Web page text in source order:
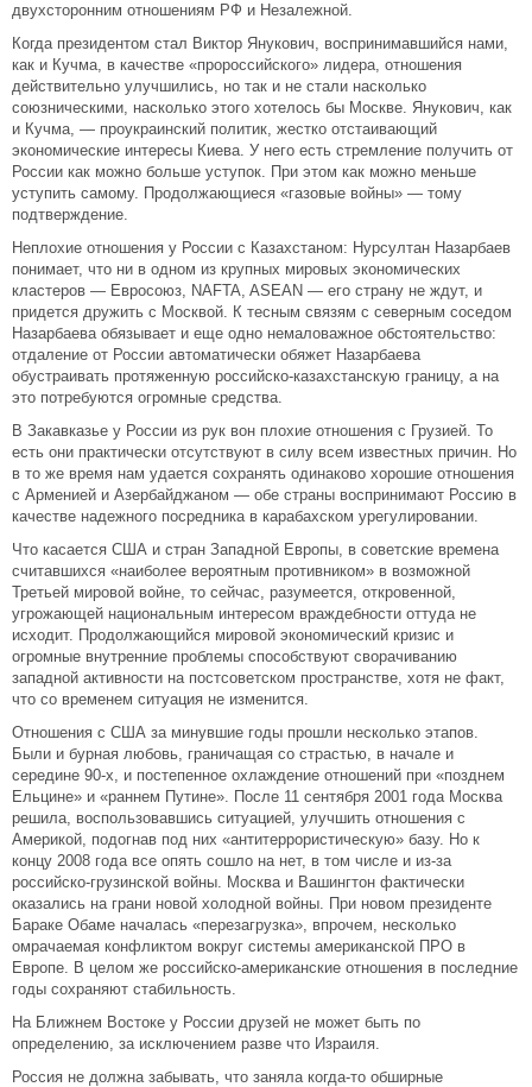
двухсторонним отношениям РФ и Незалежной.
Когда президентом стал Виктор Янукович, воспринимавшийся нами,
как и Кучма, в качестве «пророссийского» лидера, отношения
действительно улучшились, но так и не стали насколько
союзническими, насколько этого хотелось бы Москве. Янукович, как
и Кучма, — проукраинский политик, жестко отстаивающий
экономические интересы Киева. У него есть стремление получить от
России как можно больше уступок. При этом как можно меньше
уступить самому. Продолжающиеся «газовые войны» — тому
подтверждение.
Неплохие отношения у России с Казахстаном: Нурсултан Назарбаев
понимает, что ни в одном из крупных мировых экономических
кластеров — Евросоюз, NAFTA, ASEAN — его страну не ждут, и
придется дружить с Москвой. К тесным связям с северным соседом
Назарбаева обязывает и еще одно немаловажное обстоятельство:
отдаление от России автоматически обяжет Назарбаева
обустраивать протяженную российско-казахстанскую границу, а на
это потребуются огромные средства.
В Закавказье у России из рук вон плохие отношения с Грузией. То
есть они практически отсутствуют в силу всем известных причин. Но
в то же время нам удается сохранять одинаково хорошие отношения
с Арменией и Азербайджаном — обе страны воспринимают Россию в
качестве надежного посредника в карабахском урегулировании.
Что касается США и стран Западной Европы, в советские времена
считавшихся «наиболее вероятным противником» в возможной
Третьей мировой войне, то сейчас, разумеется, откровенной,
угрожающей национальным интересом враждебности оттуда не
исходит. Продолжающийся мировой экономический кризис и
огромные внутренние проблемы способствуют сворачиванию
западной активности на постсоветском пространстве, хотя не факт,
что со временем ситуация не изменится.
Отношения с США за минувшие годы прошли несколько этапов.
Были и бурная любовь, граничащая со страстью, в начале и
середине 90-х, и постепенное охлаждение отношений при «позднем
Ельцине» и «раннем Путине». После 11 сентября 2001 года Москва
решила, воспользовавшись ситуацией, улучшить отношения с
Америкой, подогнав под них «антитеррористическую» базу. Но к
концу 2008 года все опять сошло на нет, в том числе и из-за
российско-грузинской войны. Москва и Вашингтон фактически
оказались на грани новой холодной войны. При новом президенте
Бараке Обаме началась «перезагрузка», впрочем, несколько
омрачаемая конфликтом вокруг системы американской ПРО в
Европе. В целом же российско-американские отношения в последние
годы сохраняют стабильность.
На Ближнем Востоке у России друзей не может быть по
определению, за исключением разве что Израиля.
Россия не должна забывать, что заняла когда-то обширные